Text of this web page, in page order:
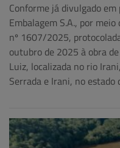
Conforme já divulgado
Embalagem S.A., por
nº 1607/2025,
outubro de 2025 à obra
Luiz, localizada no rio
Serrada e Irani, no